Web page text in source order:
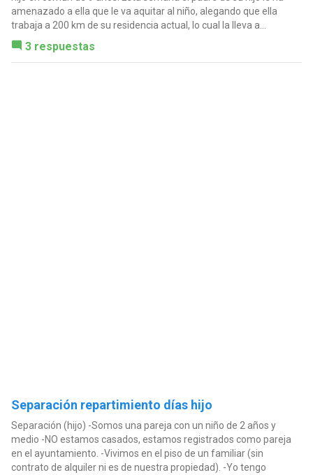
amenazado a ella que le va aquitar al niño, alegando que ella
trabaja a 200 km de su residencia actual, lo cual la lleva a...
3 respuestas
Separación repartimiento días hijo
Separación (hijo) -Somos una pareja con un niño de 2 años y
medio -NO estamos casados, estamos registrados como pareja
en el ayuntamiento. -Vivimos en el piso de un familiar (sin
contrato de alquiler ni es de nuestra propiedad). -Yo tengo